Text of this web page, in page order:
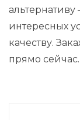
интересных
качеству.
прямо сейчас.